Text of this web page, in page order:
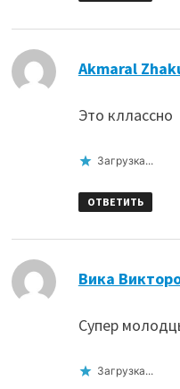
Akmaral
Это кллассно
Загрузка...
ОТВЕТИТЬ
Вика
Супер
Загрузка...